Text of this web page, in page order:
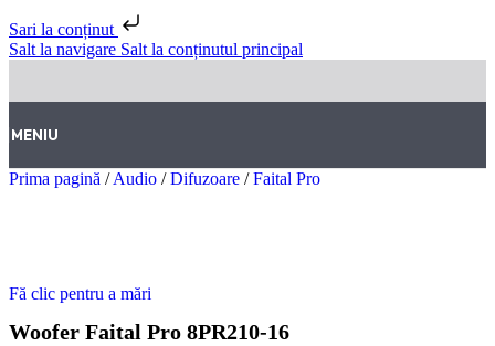
Sari la conținut
Salt la navigare Salt la conținutul principal
MENIU
Prima pagină / Audio / Difuzoare / Faital Pro
Fă clic pentru a mări
Woofer Faital Pro 8PR210-16